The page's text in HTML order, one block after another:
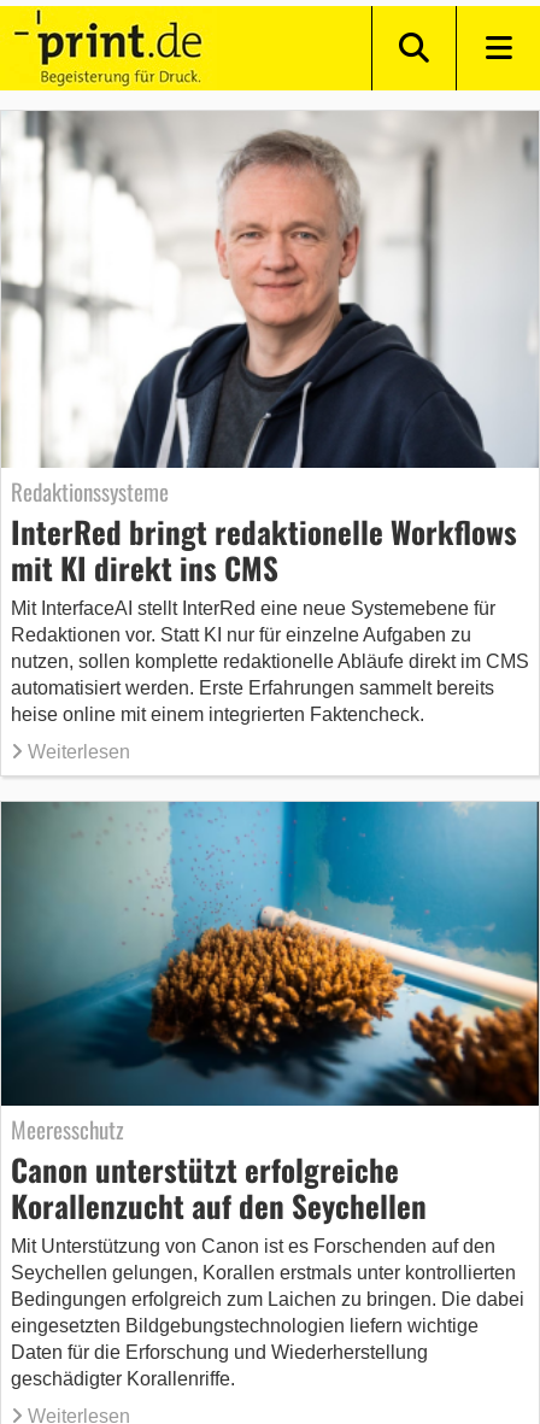
Redaktionssysteme
InterRed bringt redaktionelle Workflows
mit KI direkt ins CMS
Mit InterfaceAI stellt InterRed eine neue Systemebene für
Redaktionen vor. Statt KI nur für einzelne Aufgaben zu
nutzen, sollen komplette redaktionelle Abläufe direkt im CMS
automatisiert werden. Erste Erfahrungen sammelt bereits
heise online mit einem integrierten Faktencheck.
Weiterlesen
Meeresschutz
Canon unterstützt erfolgreiche
Korallenzucht auf den Seychellen
Mit Unterstützung von Canon ist es Forschenden auf den
Seychellen gelungen, Korallen erstmals unter kontrollierten
Bedingungen erfolgreich zum Laichen zu bringen. Die dabei
eingesetzten Bildgebungstechnologien liefern wichtige
Daten für die Erforschung und Wiederherstellung
geschädigter Korallenriffe.
Weiterlesen